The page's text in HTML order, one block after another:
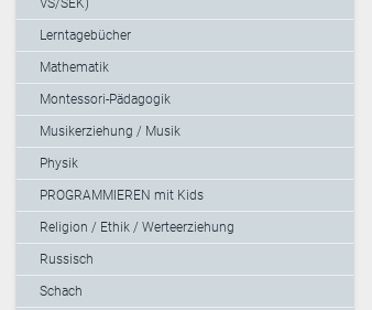
VS/SEK)
Lerntagebücher
Mathematik
Montessori-Pädagogik
Musikerziehung / Musik
Physik
PROGRAMMIEREN mit Kids
Religion / Ethik / Werteerziehung
Russisch
Schach